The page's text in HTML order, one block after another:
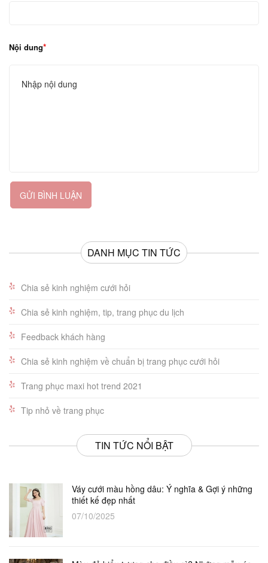
Nội dung
GỬI BÌNH LUẬN
DANH MỤC TIN TỨC
Chia sẻ kinh nghiệm cưới hỏi
Chia sẻ kinh nghiệm, tip, trang phục du lịch
Feedback khách hàng
Chia sẻ kinh nghiệm về chuẩn bị trang phục cưới hỏi
Trang phục maxi hot trend 2021
Tip nhỏ về trang phục
TIN TỨC NỔI BẬT
Váy cưới màu hồng dâu: Ý nghĩa & Gợi ý những
thiết kế đẹp nhất
07/10/2025